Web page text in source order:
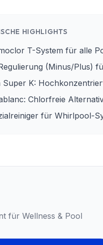
HIGHLIGHTS
T-System für alle
(Minus/Plus)
Super K:
Chlorfreie
für Whirlpool-
für Wellness & Pool